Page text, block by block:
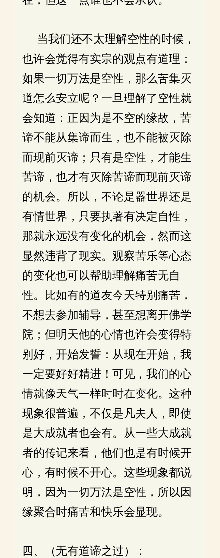
当我们还不太理解空性的时候，
也许会觉得有实宗的观点有道理：
如果一切万法是空性，那么苦集灭
道怎么安立呢？一旦理解了空性就
会知道：正因为是不空的缘故，苦
谛不能从集谛而生，也不能被灭除
而现前灭谛；只有是空性，才能生
苦谛，也才有灭除苦谛而现前灭谛
的机会。所以，不论是器世界还是
有情世界，只要执著有决定自性，
那就永远没有变化的机会，然而这
显然违背了现实。观察苦乐等心态
的变化也可以帮助理解痛苦无自
性。比如有的道友今天特别痛苦，
不想去参加辅导，甚至想离开佛学
院；但明天他的心情也许会变得特
别好，开始发誓：从现在开始，我
一定要好好精进！可见，我们的心
情就像天气一样时时在变化。这种
现象很普遍，不仅是凡夫人，即使
是大成就者也会有。从一些大成就
者的传记来看，他们也是有时候开
心，有时候不开心。这些现象都说
明，因为一切万法是空性，所以因
缘聚合时痛苦和快乐会显现。
四、（无有道谛之过）：